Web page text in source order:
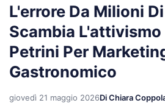
L'errore Da Milioni
Scambia L'attivismo
Petrini Per
Gastronomico
giovedì 21 maggio 2026Di Chiara